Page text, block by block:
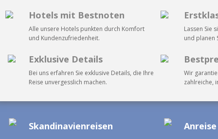
Hotels mit Bestnoten
Alle unsere Hotels punkten durch Komfort
und Kundenzufriedenheit.
Lassen Sie
und planen
Exklusive Details
Bei uns erfahren Sie exklusive Details, die Ihre
Reise unvergesslich machen.
Wir
zahlreiche,
Skandinavienreisen